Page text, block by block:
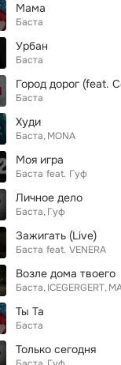
Мама
Баста
Урбан
Баста
Город дорог (feat.
Баста
Худи
Баста MONA
Моя игра
Баста feat. Гуф
Личное дело
Баста Гуф
Зажигать (Live)
Баста feat. VENERA
Возле дома твоего
Баста ICEGERGERT
Ты Та
Баста
Только сегодня